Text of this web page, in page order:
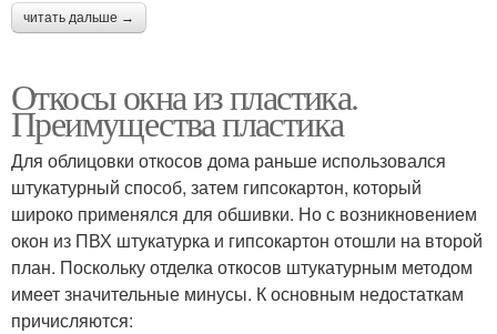
читать дальше →
Откосы окна из пластика.
Преимущества пластика
Для облицовки откосов дома раньше использовался
штукатурный способ, затем гипсокартон, который
широко применялся для обшивки. Но с возникновением
окон из ПВХ штукатурка и гипсокартон отошли на второй
план. Поскольку отделка откосов штукатурным методом
имеет значительные минусы. К основным недостаткам
причисляются: